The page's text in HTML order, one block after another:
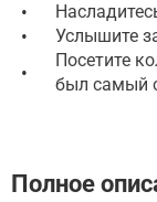
•
• Услышите
•
Посетите
был самый
Полное